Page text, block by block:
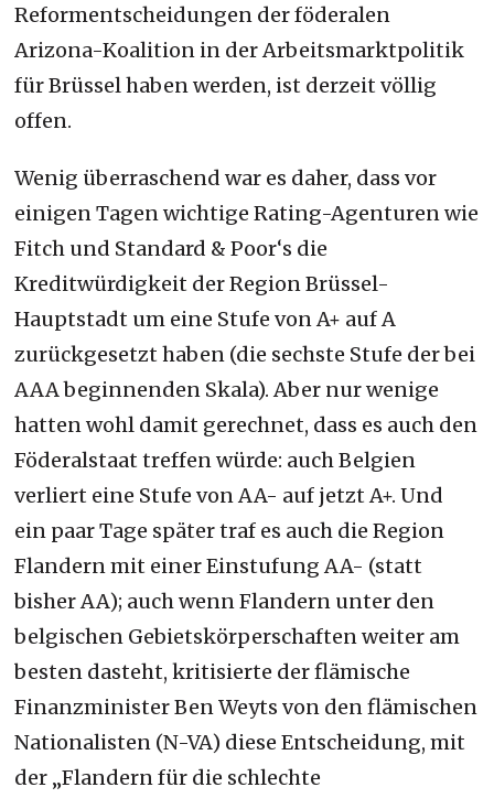
Reformentscheidungen der föderalen
Arizona-Koalition in der Arbeitsmarktpolitik
für Brüssel haben werden, ist derzeit völlig
offen.
Wenig überraschend war es daher, dass vor
einigen Tagen wichtige Rating-Agenturen wie
Fitch und Standard & Poor‘s die
Kreditwürdigkeit der Region Brüssel-
Hauptstadt um eine Stufe von A+ auf A
zurückgesetzt haben (die sechste Stufe der bei
AAA beginnenden Skala). Aber nur wenige
hatten wohl damit gerechnet, dass es auch den
Föderalstaat treffen würde: auch Belgien
verliert eine Stufe von AA- auf jetzt A+. Und
ein paar Tage später traf es auch die Region
Flandern mit einer Einstufung AA- (statt
bisher AA); auch wenn Flandern unter den
belgischen Gebietskörperschaften weiter am
besten dasteht, kritisierte der flämische
Finanzminister Ben Weyts von den flämischen
Nationalisten (N-VA) diese Entscheidung, mit
der „Flandern für die schlechte